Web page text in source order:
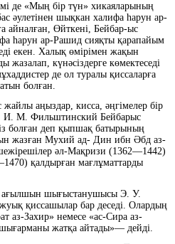
де «Мың бір түн» хикаяларының
әулетінен шықкан халифа һарун ар-
айналған, Өйткені, Бейбар-ыс
һарун ар-Рашид сияқты қарапайым
екен. Халық өмірімен жақын
күнәсіздерге көмектеседі
де ол туралы қиссаларға
болған.
аңыздар, кисса, әңгімелер бір
И. М. Фильштинский Бейбарыс
болған деп қыпшақ батырының
жазған Мухий ад- Дин ибн Әбд аз-
әл-Мақризи (1362—1442)
қалдырған мағлұматтарды
ағылшын шығыстанушысы Э. У.
қиссашылар бар деседі. Олардың
аз-Захир» немесе «ас-Сира аз-
жатқа айтады»— дейді.